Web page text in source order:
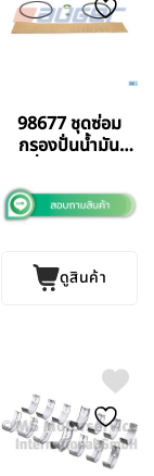
98677 ชุดซ่อม
กรองปั่นน้ำมัน
DS9/113 /124
AUGER
ดูสินค้า